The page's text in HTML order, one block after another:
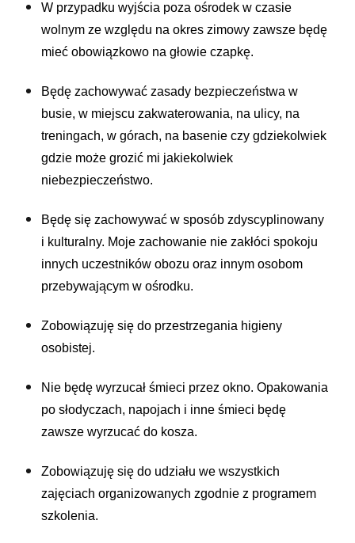
W przypadku wyjścia poza ośrodek w czasie
wolnym ze względu na okres zimowy zawsze będę
mieć obowiązkowo na głowie czapkę.
Będę zachowywać zasady bezpieczeństwa w
busie, w miejscu zakwaterowania, na ulicy, na
treningach, w górach, na basenie czy gdziekolwiek
gdzie może grozić mi jakiekolwiek
niebezpieczeństwo.
Będę się zachowywać w sposób zdyscyplinowany
i kulturalny. Moje zachowanie nie zakłóci spokoju
innych uczestników obozu oraz innym osobom
przebywającym w ośrodku.
Zobowiązuję się do przestrzegania higieny
osobistej.
Nie będę wyrzucał śmieci przez okno. Opakowania
po słodyczach, napojach i inne śmieci będę
zawsze wyrzucać do kosza.
Zobowiązuję się do udziału we wszystkich
zajęciach organizowanych zgodnie z programem
szkolenia.